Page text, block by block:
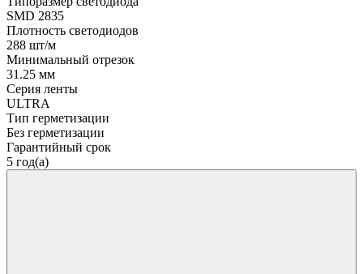
SMD 2835
Плотность светодиодов
288 шт/м
Минимальный отрезок
31.25 мм
Серия ленты
ULTRA
Тип герметизации
Без герметизации
Гарантийный срок
5 год(а)